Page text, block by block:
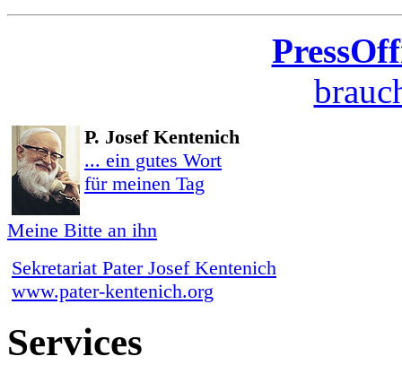
P. Josef Kentenich
... ein gutes Wort
für meinen Tag
Meine Bitte an ihn
Sekretariat Pater Josef Kentenich
www.pater-kentenich.org
Services